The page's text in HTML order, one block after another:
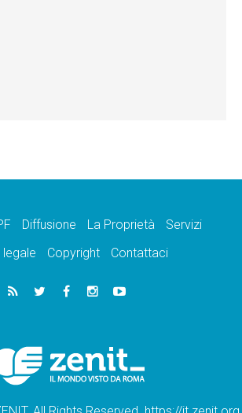
Diffusione La Proprietà
Servizi
legale
Copyright Contattaci